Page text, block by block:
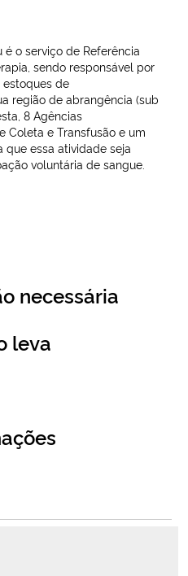
o serviço de Referência
sendo responsável por
de
região de abrangência (sub
8 Agências
Coleta e Transfusão e um
que essa atividade seja
voluntária de sangue.
necessária
leva